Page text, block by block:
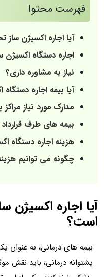
فهرست محتوا
آیا اجاره اکسیژن
اجاره دستگاه اکسیژن
نیاز به مشاوره داری؟
آیا بیمه اجاره
مدارک مورد نیاز مراکز
بیمه های طرف قرارداد
هزینه اجاره دستگاه
چگونه می توانیم
آیا اجاره
است؟
بیمه های درمانی، به عنوان
پشتوانه درمانی، باید نقش